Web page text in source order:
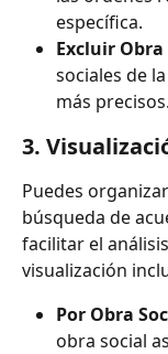
específica.
Excluir Obra
sociales de
más precisos.
3.
Puedes
búsqueda de
facilitar el
visualización
Por Obra
obra social